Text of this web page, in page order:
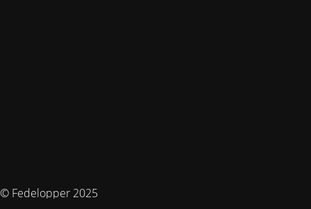
© Fedelopper 2025